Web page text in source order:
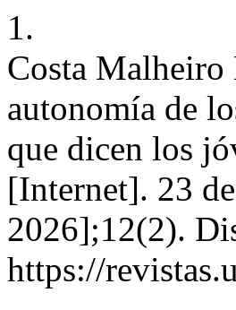
1.
Costa Malheiro
autonomía de
que dicen los
[Internet]. 23
2026];12(2).
https://